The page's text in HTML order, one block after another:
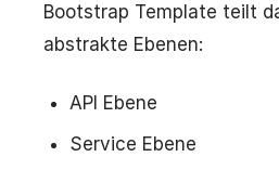
Bootstrap Template teilt
abstrakte Ebenen:
API Ebene
Service Ebene